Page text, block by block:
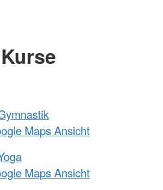
Kurse
Maps Ansicht
Maps Ansicht